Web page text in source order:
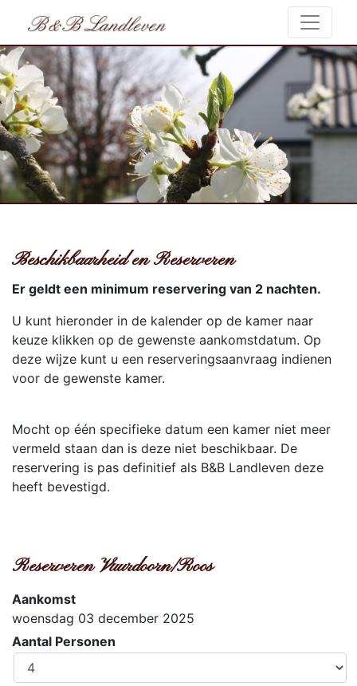
Beschikbaarheid en Reserveren
Er geldt een minimum reservering van 2 nachten.
U kunt hieronder in de kalender op de kamer naar
keuze klikken op de gewenste aankomstdatum. Op
deze wijze kunt u een reserveringsaanvraag indienen
voor de gewenste kamer.
Mocht op één specifieke datum een kamer niet meer
vermeld staan dan is deze niet beschikbaar. De
reservering is pas definitief als B&B Landleven deze
heeft bevestigd.
Reserveren Vuurdoorn/Roos
Aankomst
woensdag 03 december 2025
Aantal Personen